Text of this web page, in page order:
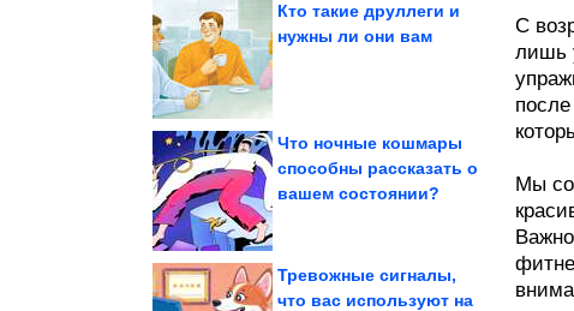
Кто такие друллеги и
нужны ли они вам
Что ночные кошмары
способны рассказать о
вашем состоянии?
Тревожные сигналы,
что вас используют на
С
лишь
Мы